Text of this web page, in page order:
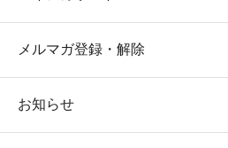
メルマガ登録・解除
お知らせ